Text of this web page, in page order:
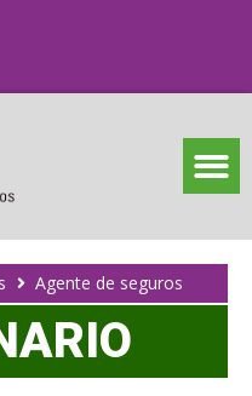
Agente de seguros